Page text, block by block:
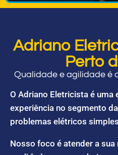
Adriano
Perto
Qualidade e agilidade é
O Adriano Eletricista é uma
experiência no segmento
problemas elétricos
Nosso foco é atender a